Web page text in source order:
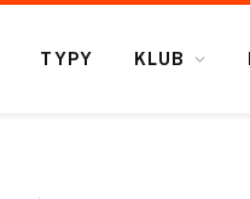
TYPY KLUB